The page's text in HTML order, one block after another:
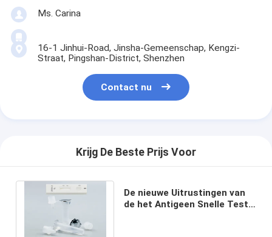
Ms. Carina
16-1 Jinhui-Road, Jinsha-Gemeenschap, Kengzi-
Straat, Pingshan-District, Shenzhen
Contact nu
Krijg De Beste Prijs Voor
De nieuwe Uitrustingen van
de het Antigeen Snelle Test